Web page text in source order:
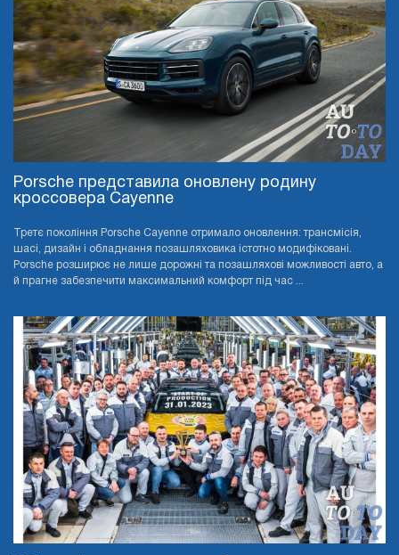
Porsche представила оновлену родину
кроссовера Cayenne
Третє покоління Porsche Cayenne отримало оновлення: трансмісія,
шасі, дизайн і обладнання позашляховика істотно модифіковані.
Porsche розширює не лише дорожні та позашляхові можливості авто, а
й прагне забезпечити максимальний комфорт під час ...